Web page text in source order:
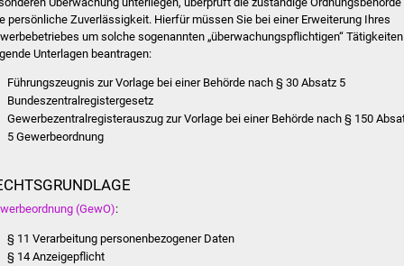
persönliche Zuverlässigkeit. Hierfür müssen Sie bei einer Erweiterung Ihres
um solche sogenannten „überwachungspflichtigen“ Tätigkeiten
Unterlagen beantragen:
Führungszeugnis zur Vorlage bei einer Behörde nach § 30 Absatz 5
Bundeszentralregistergesetz
Gewerbezentralregisterauszug zur Vorlage bei einer Behörde nach § 150
5 Gewerbeordnung
(GewO):
§ 11 Verarbeitung personenbezogener Daten
§ 14 Anzeigepflicht